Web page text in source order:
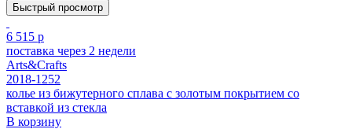
Быстрый просмотр
6 515 р
поставка через 2 недели
Arts&Crafts
2018-1252
колье из бижутерного сплава с золотым покрытием cо
вставкой из стекла
В корзину